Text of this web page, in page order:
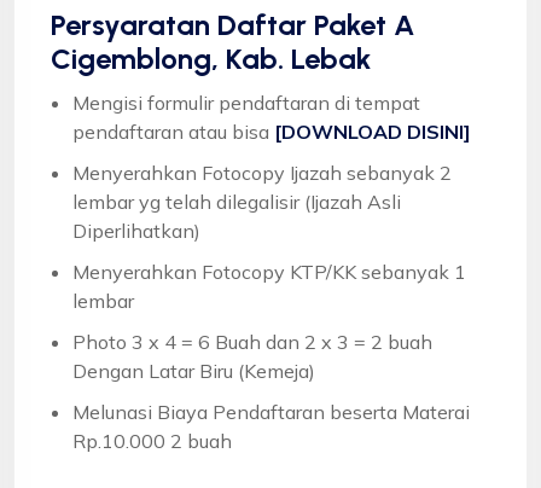
Persyaratan Daftar Paket A
Cigemblong, Kab. Lebak
Mengisi formulir pendaftaran di tempat
pendaftaran atau bisa [DOWNLOAD DISINI]
Menyerahkan Fotocopy Ijazah sebanyak 2
lembar yg telah dilegalisir (Ijazah Asli
Diperlihatkan)
Menyerahkan Fotocopy KTP/KK sebanyak 1
lembar
Photo 3 x 4 = 6 Buah dan 2 x 3 = 2 buah
Dengan Latar Biru (Kemeja)
Melunasi Biaya Pendaftaran beserta Materai
Rp.10.000 2 buah